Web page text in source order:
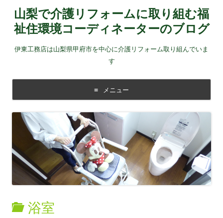
山梨で介護リフォームに取り組む福
祉住環境コーディネーターのブログ
伊東工務店は山梨県甲府市を中心に介護リフォーム取り組んでいま
す
メニュー
コンテンツに移動する
浴室